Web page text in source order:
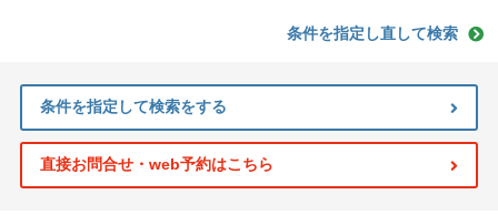
条件を指定し直して検索
条件を指定して検索をする
直接お問合せ・web予約はこちら